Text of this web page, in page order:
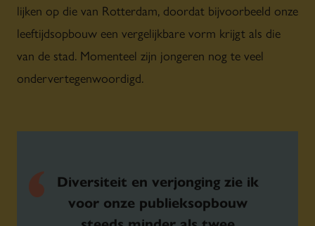
lijken op die van Rotterdam, doordat bijvoorbeeld onze
leeftijdsopbouw een vergelijkbare vorm krijgt als die
van de stad. Momenteel zijn jongeren nog te veel
ondervertegenwoordigd.
Diversiteit en verjonging zie ik
voor onze publieksopbouw